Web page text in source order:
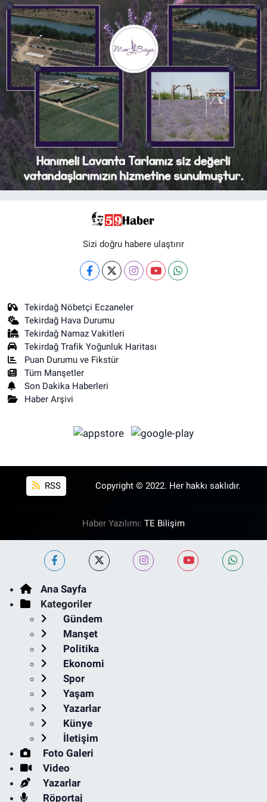
Sizi doğru habere ulaştırır
Tekirdağ Nöbetçi Eczaneler
Tekirdağ Hava Durumu
Tekirdağ Namaz Vakitleri
Tekirdağ Trafik Yoğunluk Haritası
Puan Durumu ve Fikstür
Tüm Manşetler
Son Dakika Haberleri
Haber Arşivi
RSS Copyright © 2022. Her hakkı saklıdır.
Haber Yazılımı: TE Bilişim
Ana Sayfa
Kategoriler
Gündem
Manşet
Politika
Ekonomi
Spor
Yaşam
Yazarlar
Künye
İletişim
Foto Galeri
Video
Yazarlar
Röportaj